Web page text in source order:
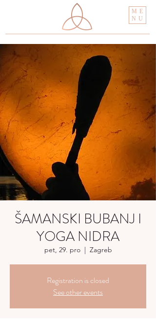
ME
NU
ŠAMANSKI BUBANJ I
YOGA NIDRA
pet, 29. pro
  |
Zagreb
Registration is closed
See other events